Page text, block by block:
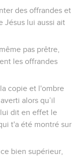
des offrandes et
Jésus lui aussi ait
pas prêtre,
les offrandes
copie et l'ombre
alors qu’il
dit en effet le
t'a été montré sur
bien supérieur,